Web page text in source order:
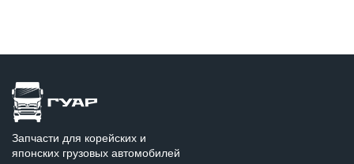
Запчасти для корейских и
японских грузовых автомобилей